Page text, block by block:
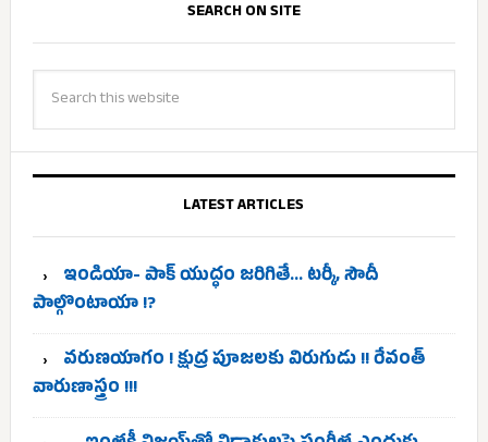
SEARCH ON SITE
LATEST ARTICLES
ఇండియా- పాక్ యుద్ధం జరిగితే… టర్కీ, సౌదీ
పాల్గొంటాయా !?
వరుణయాగం ! క్షుద్ర పూజలకు విరుగుడు !! రేవంత్
వారుణాస్త్రం !!!